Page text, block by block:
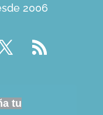
2006
tu